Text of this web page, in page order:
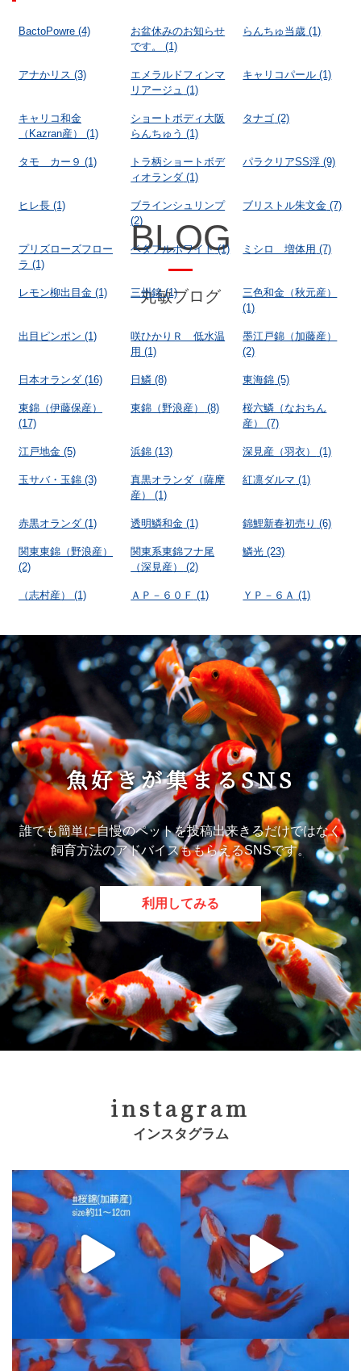
BLOG
丸敏ブログ
BactoPowre (4)
お盆休みのお知らせ
です。
(1)
らんちゅ当歳 (1)
アナかリス (3)
エメラルドフィンマ
リアージュ (1)
キャリコパール (1)
キャリコ和金
（Kazran産）
(1)
ショートボディ大阪
らんちゅう (1)
タナゴ (2)
タモ カー９ (1)
トラ柄ショートボデ
ィオランダ (1)
パラクリアSS浮 (9)
ヒレ長 (1)
ブラインシュリンプ
(2)
ブリストル朱文金 (7)
プリズローズフロー
ラ (1)
ベタフルホワイト(1) ミシロ 増体用 (7)
レモン柳出目金 (1) 三州錦(1)
三色和金（秋元産）
(1)
出目ピンポン (1)
咲ひかりＲ 低水温
用 (1)
墨江戸錦（加藤産）
(2)
日本オランダ (16) 日鱗 (8) 東海錦 (5)
東錦（伊藤保産）
(17)
東錦（野浪産） (8)
桜六鱗（なおちん
産）
(7)
江戸地金 (5) 浜錦 (13) 深見産（羽衣） (1)
玉サバ・玉錦 (3)
真黒オランダ（薩摩
産）
(1)
紅凛ダルマ (1)
赤黒オランダ (1) 透明鱗和金 (1) 錦鯉新春初売り (6)
関東東錦（野浪産）
(2)
関東系東錦フナ尾
（深見産）
(2)
鱗光 (23)
（志村産） (1) ＡＰ－６０Ｆ (1) ＹＰ－６Ａ (1)
魚好きが集まるSNS
誰でも簡単に自慢のペットを投稿出来きるだけではなく
飼育方法のアドバイスももらえるSNSです。
利用してみる
instagram
インスタグラム